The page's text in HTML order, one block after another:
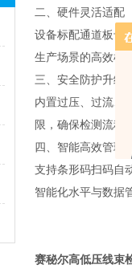
二、硬件灵活适配
设备标配通道板卡
生产场景的高效检
三、安全防护升级
内置过压、过流、
限，确保检测流程
四、智能高效管理
支持条形码扫码自
智能化水平与数据
赛秘尔高低压线束